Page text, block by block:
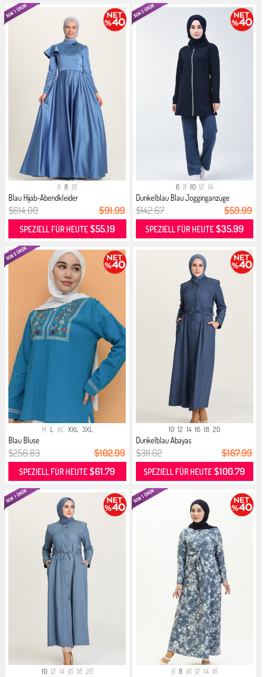
6 8 10
Blau Hijab-Abendkleider
$614.00 $91.99
SPEZIELL FÜR HEUTE$55.19
6 8 10 12 14
Dunkelblau Blau Jogginganzüge
$142.67 $59.99
SPEZIELL FÜR HEUTE$35.99
M L XL XXL 3XL
Blau Bluse
$256.83 $102.99
SPEZIELL FÜR HEUTE$61.79
10 12 14 16 18 20
Dunkelblau Abayas
$311.02 $167.99
SPEZIELL FÜR HEUTE$100.79
10 12 14 16 18 20 6 8 10 12 14 16